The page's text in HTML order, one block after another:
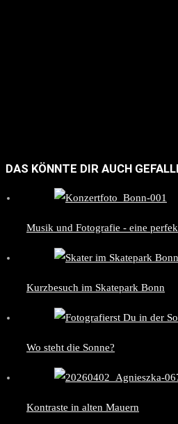
DAS KÖNNTE DIR AUCH
Musik und Fotografie - eine
Kurzbesuch im Skatepark Bonn
Wo steht die Sonne?
Kontraste in alten Mauern